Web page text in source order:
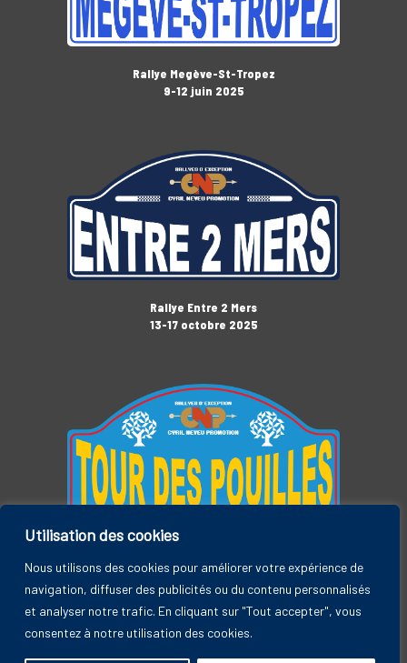
Utilisation des cookies
Nous utilisons des cookies pour améliorer votre expérience de
navigation, diffuser des publicités ou du contenu personnalisés
et analyser notre trafic. En cliquant sur "Tout accepter", vous
consentez à notre utilisation des cookies.
Rallye Megève-St-Tropez
9-12 juin 2025
Rallye Entre 2 Mers
13-17 octobre 2025
Tour des Pouilles